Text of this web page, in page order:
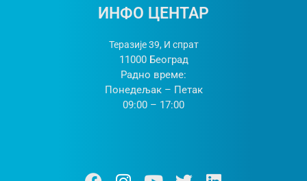
ИНФО ЦЕНТАР
Теразије 39, И спрат
11000 Београд
Радно време:
Понедељак – Петак
09:00 – 17:00
Ф
И
Y
Т
Л